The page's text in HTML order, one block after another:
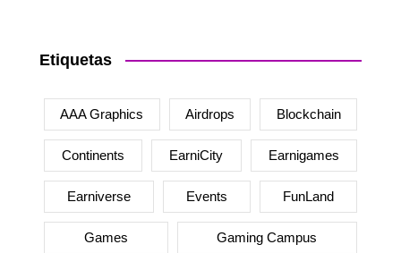
Etiquetas
AAA Graphics Airdrops Blockchain
Continents EarniCity Earnigames
Earniverse Events FunLand
Games Gaming Campus